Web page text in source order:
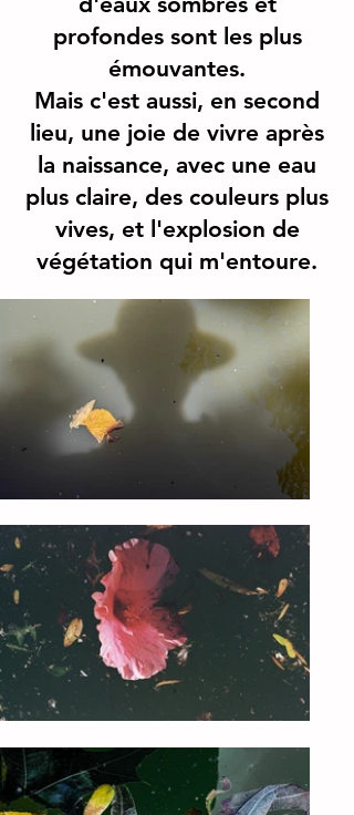
profondes sont les plus
émouvantes.
Mais c'est aussi, en second
lieu, une joie de vivre après
la naissance, avec une eau
plus claire, des couleurs plus
vives, et l'explosion de
végétation qui m'entoure.